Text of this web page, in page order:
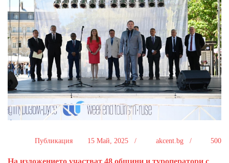
Публикация 15 Май, 2025 / akcent.bg / 500
На изложението участват 48 общини и туроператори с